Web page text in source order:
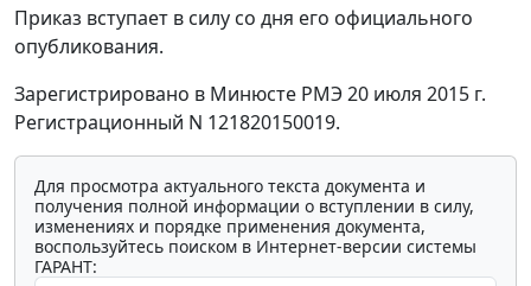
Приказ вступает в силу со дня его официального
опубликования.
Зарегистрировано в Минюсте РМЭ 20 июля 2015 г.
Регистрационный N 121820150019.
Для просмотра актуального текста документа и
получения полной информации о вступлении в силу,
изменениях и порядке применения документа,
воспользуйтесь поиском в Интернет-версии системы
ГАРАНТ: